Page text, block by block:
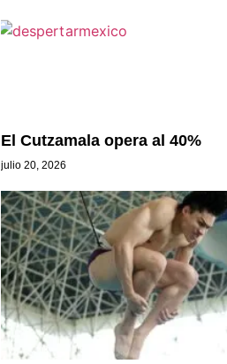
El Cutzamala opera al 40%
julio 20, 2026